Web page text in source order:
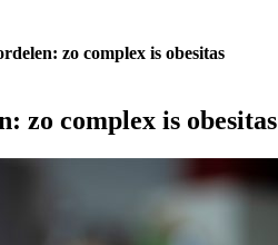
zo complex is obesitas
zo complex is obesitas